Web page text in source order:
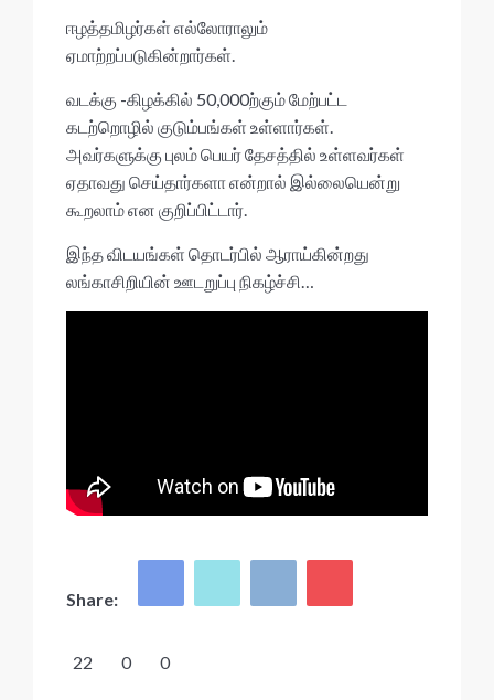
ஈழத்தமிழர்கள் எல்லோராலும்
ஏமாற்றப்படுகின்றார்கள்.
வடக்கு -கிழக்கில் 50,000ற்கும் மேற்பட்ட
கடற்றொழில் குடும்பங்கள் உள்ளார்கள்.
அவர்களுக்கு புலம் பெயர் தேசத்தில் உள்ளவர்கள்
ஏதாவது செய்தார்களா என்றால் இல்லையென்று
கூறலாம் என குறிப்பிட்டார்.
இந்த விடயங்கள் தொடர்பில் ஆராய்கின்றது
லங்காசிறியின் ஊடறுப்பு நிகழ்ச்சி…
Share:
22 0 0